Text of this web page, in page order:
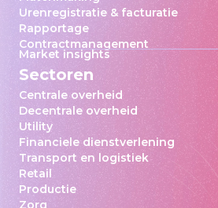
Urenregistratie & facturatie
Rapportage
Contractmanagement
Market insights
Sectoren
Centrale overheid
Decentrale overheid
Utility
Financiele dienstverlening
Transport en logistiek
Retail
Productie
Zorg